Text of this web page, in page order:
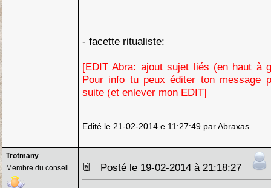
- facette ritualiste:
[EDIT Abra: ajout sujet liés (en haut à
Pour info tu peux éditer ton message
suite (et enlever mon EDIT]
Edité le 21-02-2014 e 11:27:49 par Abraxas
Trotmany
Membre du conseil
Posté le 19-02-2014 à 21:18:27